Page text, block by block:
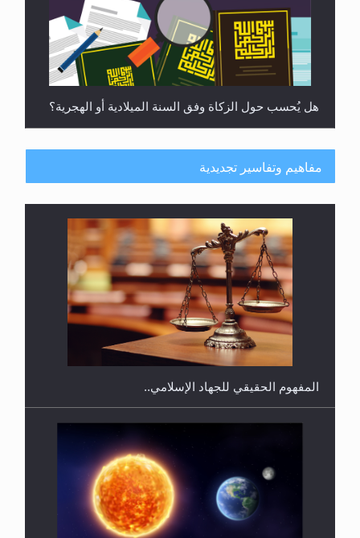
هل يجوز فتح مشروع كوافير نسائي للمحجبات وغير
المحجبات؟
فتوى أمير المؤمنين الميرزا مسرور أحمد أيده الله في
أطفال الأنابيب وتحديد جنس المولود..
هل من الصحيح أن ديّة المرأة المقتولة تساوي نصف ديّة
مفاهيم وتفاسير تجديدية
سورة التكوير تُنبئ بزمن بعثة المسيح الموعود عليه
السلام